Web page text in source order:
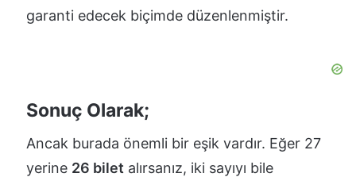
garanti edecek biçimde düzenlenmiştir.
Sonuç Olarak;
Ancak burada önemli bir eşik vardır. Eğer 27
yerine 26 bilet alırsanız, iki sayıyı bile